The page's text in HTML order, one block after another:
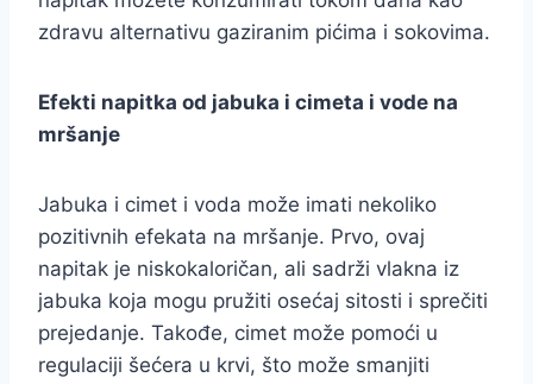
zdravu alternativu gaziranim pićima i sokovima.
Efekti napitka od jabuka i cimeta i vode na
mršanje
Jabuka i cimet i voda može imati nekoliko
pozitivnih efekata na mršanje. Prvo, ovaj
napitak je niskokaloričan, ali sadrži vlakna iz
jabuka koja mogu pružiti osećaj sitosti i sprečiti
prejedanje. Takođe, cimet može pomoći u
regulaciji šećera u krvi, što može smanjiti